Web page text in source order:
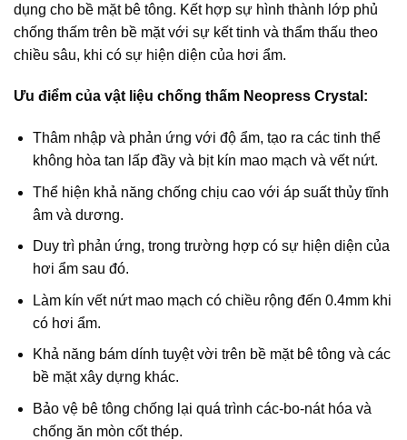
dụng cho bề mặt bê tông. Kết hợp sự hình thành lớp phủ
chống thấm trên bề mặt với sự kết tinh và thẩm thấu theo
chiều sâu, khi có sự hiện diện của hơi ẩm.
Ưu điểm của vật liệu chống thấm Neopress Crystal:
Thâm nhập và phản ứng với độ ẩm, tạo ra các tinh thể
không hòa tan lấp đầy và bịt kín mao mạch và vết nứt.
Thể hiện khả năng chống chịu cao với áp suất thủy tĩnh
âm và dương.
Duy trì phản ứng, trong trường hợp có sự hiện diện của
hơi ẩm sau đó.
Làm kín vết nứt mao mạch có chiều rộng đến 0.4mm khi
có hơi ẩm.
Khả năng bám dính tuyệt vời trên bề mặt bê tông và các
bề mặt xây dựng khác.
Bảo vệ bê tông chống lại quá trình các-bo-nát hóa và
chống ăn mòn cốt thép.